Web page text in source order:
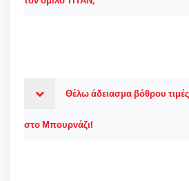
Θέλω άδειασμα βόθρου
στο Μπουρνάζι!